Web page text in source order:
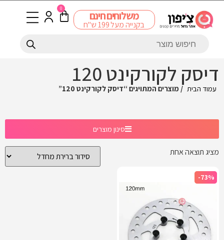
משלוחים חינם
בקנייה מעל 199 ש"ח
0
דיסק לקורקינט 120
עמוד הבית / מוצרים המתויגים “דיסק לקורקינט 120”
סינון מוצרים
מציג תוצאה אחת
-73%